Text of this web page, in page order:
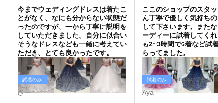
今までウェディングドレスは着たこ
とがなく、なにも分からない状態だ
ったのですが、一から丁寧に説明を
していただきました。自分に似合い
そうなドレスなども一緒に考えてい
ただき、とても良かったです。
試着のみ 2024年10月投稿
さー
ここのショップのスタ
ん丁寧で優しく気持ち
して下さいます。また
ーディーに試着してく
も2~3時間で6着など試
らってました。
試着のみ 2024年01月投稿
Aya